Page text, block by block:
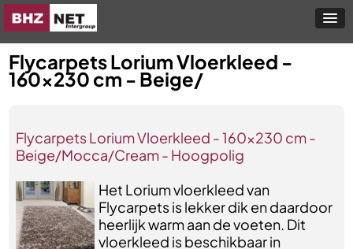
Flycarpets Lorium Vloerkleed -
160x230 cm - Beige/
Flycarpets Lorium Vloerkleed - 160x230 cm -
Beige/Mocca/Cream - Hoogpolig
Het Lorium vloerkleed van
Flycarpets is lekker dik en daardoor
heerlijk warm aan de voeten. Dit
vloerkleed is beschikbaar in